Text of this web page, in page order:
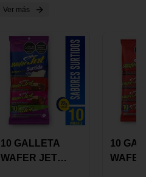
Ver más
10 GALLETA
WAFER JET
10